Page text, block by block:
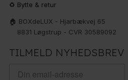
♻️ Bytte & retur
🏠 BOXdeLUX - Hjarbækvej 65
8831 Løgstrup - CVR 30589092
TILMELD NYHEDSBREV